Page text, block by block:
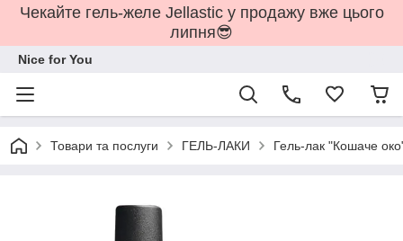
Чекайте гель-желе Jellastic у продажу вже цього
липня😎
Nice for You
Товари та послуги ГЕЛЬ-ЛАКИ Гель-лак "Кошаче